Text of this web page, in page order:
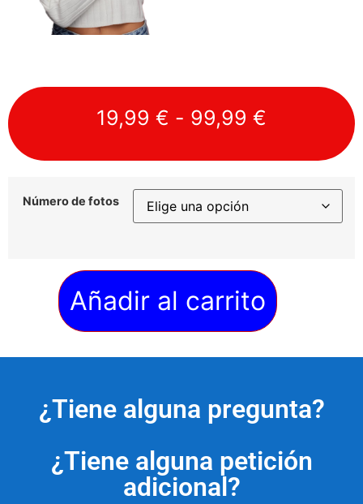
19,99 € - 99,99 €
Número de fotos
Añadir al carrito
¿Tiene alguna pregunta?
¿Tiene alguna petición
adicional?